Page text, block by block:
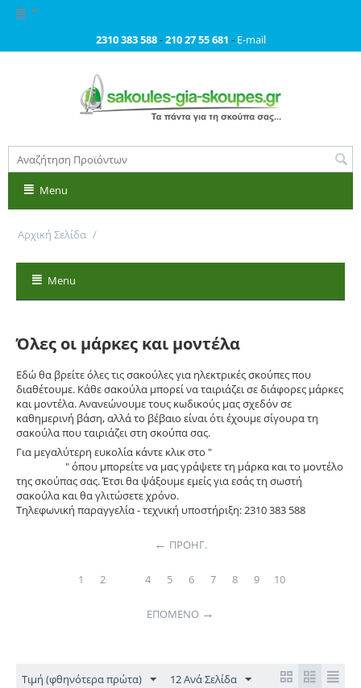
2310 383 588-210 27 55 681 - E-mail
Menu
Αρχική Σελίδα /
Menu
Όλες οι μάρκες και μοντέλα
Εδώ θα βρείτε όλες τις σακούλες για ηλεκτρικές σκούπες που
διαθέτουμε. Κάθε σακούλα μπορεί να ταιριάζει σε διάφορες μάρκες
και μοντέλα. Ανανεώνουμε τους κωδικούς μας σχεδόν σε
καθημερινή βάση, αλλά το βέβαιο είναι ότι έχουμε σίγουρα τη
σακούλα που ταιριάζει στη σκούπα σας.
Για μεγαλύτερη ευκολία κάντε κλικ στο "
" όπου μπορείτε να μας γράψετε τη μάρκα και το μοντέλο
της σκούπας σας. Έτσι θα ψάξουμε εμείς για εσάς τη σωστή
σακούλα και θα γλιτώσετε χρόνο.
Τηλεφωνική παραγγελία - τεχνική υποστήριξη: 2310 383 588
ΠΡΟΗΓ.
1 2 4 5 6 7 8 9 10
ΕΠΌΜΕΝΟ
Τιμή (φθηνότερα πρώτα) 12 Ανά Σελίδα